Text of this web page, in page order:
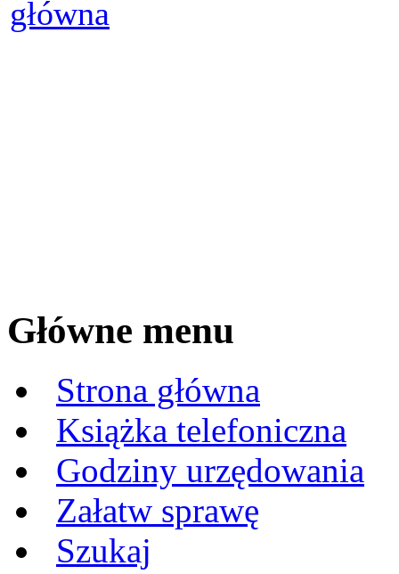
Główne menu
Strona główna
Książka telefoniczna
Godziny urzędowania
Załatw sprawę
Szukaj